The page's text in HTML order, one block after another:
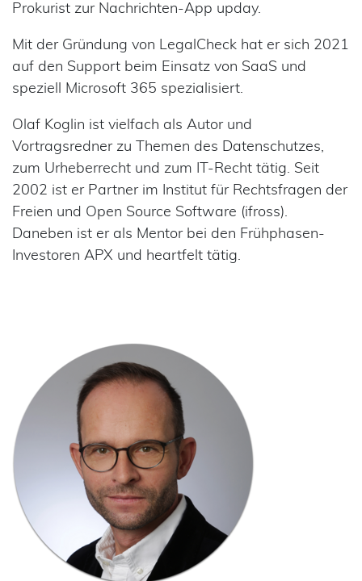
Prokurist zur Nachrichten-App upday.
Mit der Gründung von LegalCheck hat er sich 2021
auf den Support beim Einsatz von SaaS und
speziell Microsoft 365 spezialisiert.
Olaf Koglin ist vielfach als Autor und
Vortragsredner zu Themen des Datenschutzes,
zum Urheberrecht und zum IT-Recht tätig. Seit
2002 ist er Partner im Institut für Rechtsfragen der
Freien und Open Source Software (ifross).
Daneben ist er als Mentor bei den Frühphasen-
Investoren APX und heartfelt tätig.